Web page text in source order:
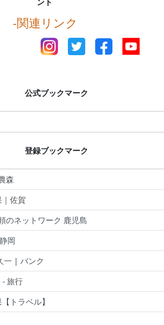
-関連リンク
公式ブックマーク
登録ブックマーク
森
｜佐賀
のネットワーク 鹿児島
岡
一 | バンク
- 旅行
トラベル】